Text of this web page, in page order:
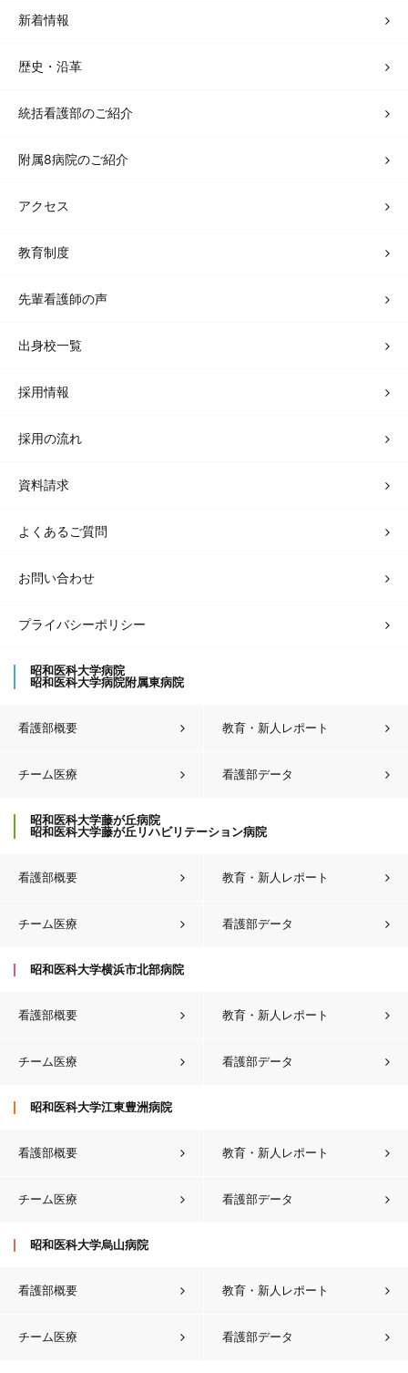
新着情報
歴史・沿革
統括看護部のご紹介
附属8病院のご紹介
アクセス
教育制度
先輩看護師の声
出身校一覧
採用情報
採用の流れ
資料請求
よくあるご質問
お問い合わせ
プライバシーポリシー
昭和医科大学病院
昭和医科大学病院附属東病院
看護部概要
チーム医療
教育・新人レポート
看護部データ
昭和医科大学藤が丘病院
昭和医科大学藤が丘リハビリテーション病院
看護部概要
チーム医療
教育・新人レポート
看護部データ
昭和医科大学横浜市北部病院
看護部概要
チーム医療
教育・新人レポート
看護部データ
昭和医科大学江東豊洲病院
看護部概要
チーム医療
教育・新人レポート
看護部データ
昭和医科大学烏山病院
看護部概要
チーム医療
教育・新人レポート
看護部データ